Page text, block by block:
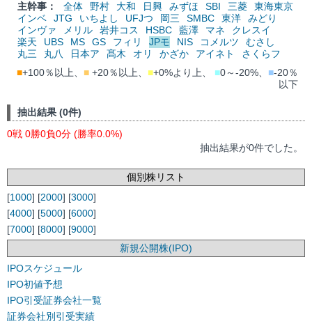
主幹事：
全体 野村 大和 日興 みずほ SBI 三菱
東海東京
インベ
JTG いちよし UFJつ 岡三 SMBC 東洋
みどり
インヴァ
メリル 岩井コス HSBC 藍澤 マネ
クレスイ
楽天
UBS MS GS フィリ JPモ NIS コメルツ
むさし
丸三
丸八 日本ア 髙木 オリ かざか アイネト
さくらフ
■+100％以上、 ■ +20％以上、 ■+0%より上、 ■0～-20%、 ■-20％
以下
抽出結果 (0件)
0戦 0勝0負0分 (勝率0.0%)
抽出結果が0件でした。
個別株リスト
[1000] [2000] [3000]
[4000] [5000] [6000]
[7000] [8000] [9000]
新規公開株(IPO)
IPOスケジュール
IPO初値予想
IPO引受証券会社一覧
証券会社別引受実績